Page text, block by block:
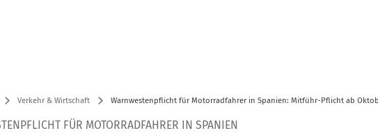
Verkehr & Wirtschaft Warnwestenpflicht für Motorradfahrer in Spanien: Mitführ-Pflicht ab
FÜR MOTORRADFAHRER IN SPANIEN